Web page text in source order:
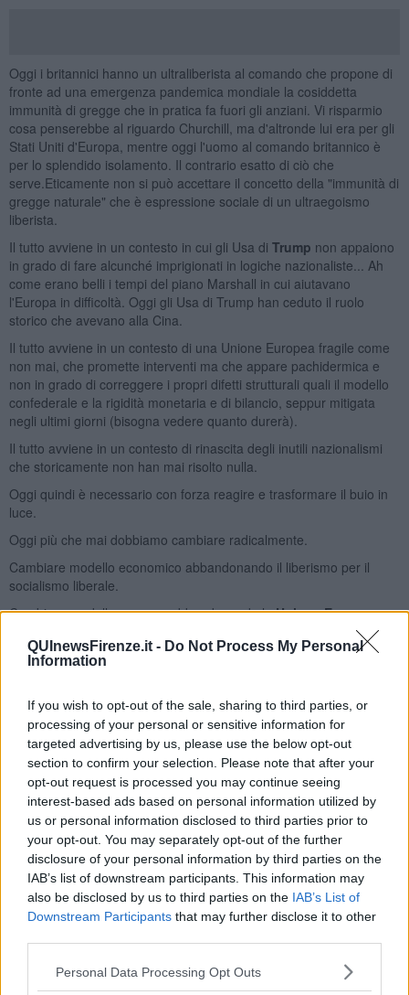
QUInewsFirenze.it - Do Not Process My Personal
Information
If you wish to opt-out of the sale, sharing to third parties, or
processing of your personal or sensitive information for
targeted advertising by us, please use the below opt-out
section to confirm your selection. Please note that after your
opt-out request is processed you may continue seeing
interest-based ads based on personal information utilized by
us or personal information disclosed to third parties prior to
your opt-out. You may separately opt-out of the further
disclosure of your personal information by third parties on the
IAB’s list of downstream participants. This information may
also be disclosed by us to third parties on the IAB’s List of
Downstream Participants that may further disclose it to other
Personal Data Processing Opt Outs
Oggi i britannici hanno un ultraliberista al comando che propone di
fronte ad una emergenza pandemica mondiale la cosiddetta
immunità di gregge che in pratica fa fuori gli anziani. Vi risparmio
cosa penserebbe al riguardo Churchill, ma d'altronde lui era per gli
Stati Uniti d'Europa, mentre oggi l'uomo al comando britannico è
per lo splendido isolamento. Il contrario esatto di ciò che
serve.Eticamente non si può accettare il concetto della "immunità di
gregge naturale" che è espressione sociale di un ultraegoismo
liberista.
Il tutto avviene in un contesto in cui gli Usa di Trump non appaiono
in grado di fare alcunché imprigionati in logiche nazionaliste... Ah
come erano belli i tempi del piano Marshall in cui aiutavano
l'Europa in difficoltà. Oggi gli Usa di Trump han ceduto il ruolo
storico che avevano alla Cina.
Il tutto avviene in un contesto di una Unione Europea fragile come
non mai, che promette interventi ma che appare pachidermica e
non in grado di correggere i propri difetti strutturali quali il modello
confederale e la rigidità monetaria e di bilancio, seppur mitigata
negli ultimi giorni (bisogna vedere quanto durerà).
Il tutto avviene in un contesto di rinascita degli inutili nazionalismi
che storicamente non han mai risolto nulla.
Oggi quindi è necessario con forza reagire e trasformare il buio in
luce.
Oggi più che mai dobbiamo cambiare radicalmente.
Cambiare modello economico abbandonando il liberismo per il
socialismo liberale.
Cambiare modello europeo abbandonando laUnione Europea
d’Europa.
Nulla sarà più come prima.
Solo cosi trasformeremo l’ora più buia in una giornata di sole.
Salvatore Calleri
Se vuoi leggere le notizie principali della Toscana iscriviti alla
Newsletter QUInews - ToscanaMedia.Arriva gratis tutti i giorni
alle 20:00 direttamente nella tua casella di posta.
Basta cliccareQUI
Ti potrebbe interessare anche: